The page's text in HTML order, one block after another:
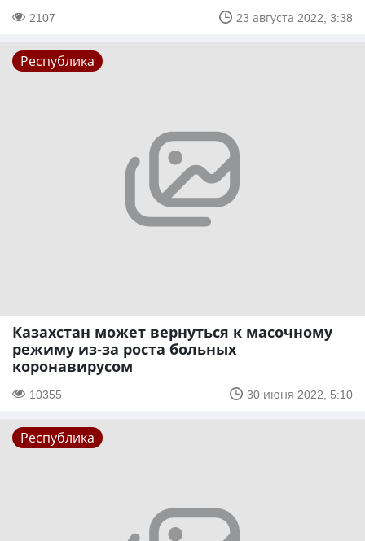
2107 23 августа 2022, 3:38
Республика
Казахстан может вернуться к масочному
режиму из-за роста больных
коронавирусом
10355 30 июня 2022, 5:10
Республика